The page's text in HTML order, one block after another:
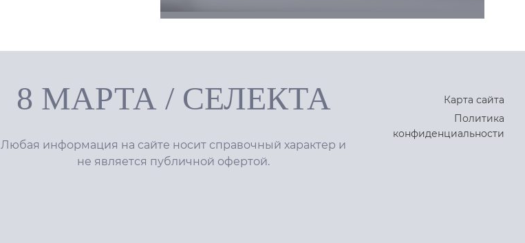
8 МАРТА/ СЕЛЕКТА
Любая информация на сайте носит справочный характер и
не является публичной офертой.
Карта сайта
Политика
конфиденциальности